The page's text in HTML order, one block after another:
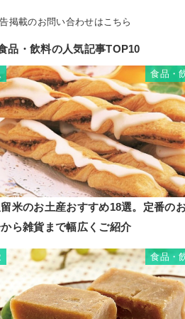
掲載のお問い合わせはこちら
品・飲料の人気記事TOP10
食品・
米のお土産おすすめ18選。定番の
ら雑貨まで幅広くご紹介
食品・